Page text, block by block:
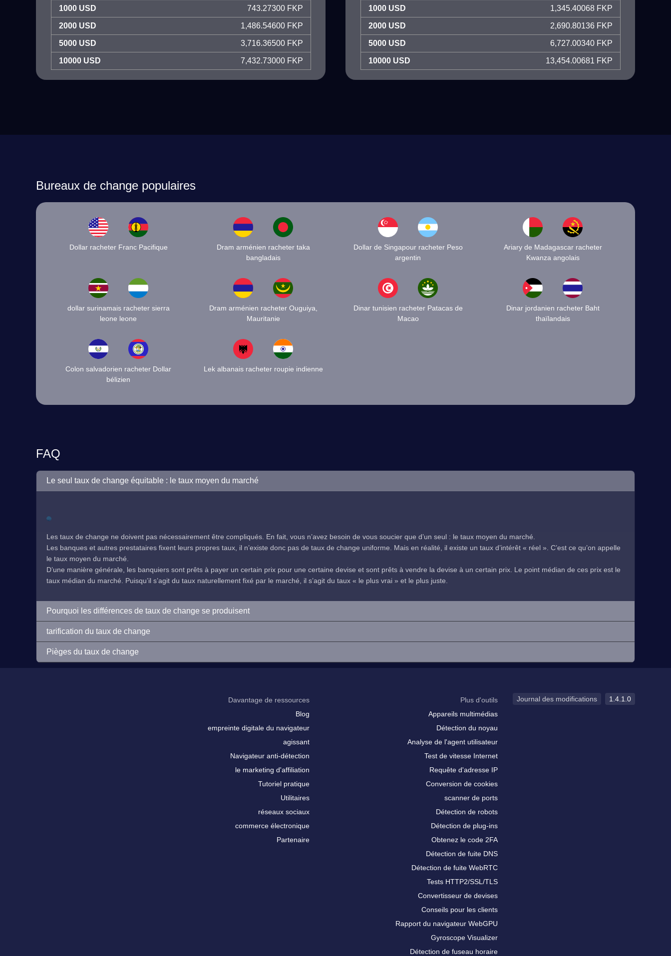
1000 USD 743.27300 FKP
2000 USD 1,486.54600 FKP
5000 USD 3,716.36500 FKP
10000 USD 7,432.73000 FKP
1000 USD 1,345.40068 FKP
2000 USD 2,690.80136 FKP
5000 USD 6,727.00340 FKP
10000 USD 13,454.00681 FKP
Bureaux de change populaires
Dollar racheter Franc Pacifique
Dram arménien racheter taka
bangladais
Dollar de Singapour racheter Peso
argentin
Ariary de Madagascar racheter
Kwanza angolais
dollar surinamais racheter sierra
leone leone
Dram arménien racheter Ouguiya,
Mauritanie
Dinar tunisien racheter Patacas de
Macao
Dinar jordanien racheter Baht
thaïlandais
Colon salvadorien racheter Dollar
bélizien
Lek albanais racheter roupie indienne
FAQ
Le seul taux de change équitable : le taux moyen du marché
Les taux de change ne doivent pas nécessairement être compliqués. En fait, vous n’avez besoin de vous soucier que d’un seul : le taux moyen du marché.
Les banques et autres prestataires fixent leurs propres taux, il n’existe donc pas de taux de change uniforme. Mais en réalité, il existe un taux d’intérêt « réel ». C’est ce qu’on appelle
le taux moyen du marché.
D’une manière générale, les banquiers sont prêts à payer un certain prix pour une certaine devise et sont prêts à vendre la devise à un certain prix. Le point médian de ces prix est le
taux médian du marché. Puisqu’il s’agit du taux naturellement fixé par le marché, il s’agit du taux « le plus vrai » et le plus juste.
Pourquoi les différences de taux de change se produisent
tarification du taux de change
Pièges du taux de change
Davantage de ressources
Blog
empreinte digitale du navigateur
agissant
Navigateur anti-détection
le marketing d'affiliation
Tutoriel pratique
Utilitaires
réseaux sociaux
commerce électronique
Partenaire
Plus d'outils
Appareils multimédias
Détection du noyau
Analyse de l'agent utilisateur
Test de vitesse Internet
Requête d'adresse IP
Conversion de cookies
scanner de ports
Détection de robots
Détection de plug-ins
Obtenez le code 2FA
Détection de fuite DNS
Détection de fuite WebRTC
Tests HTTP2/SSL/TLS
Convertisseur de devises
Conseils pour les clients
Rapport du navigateur WebGPU
Gyroscope Visualizer
Détection de fuseau horaire
Journal des modifications 1.4.1.0